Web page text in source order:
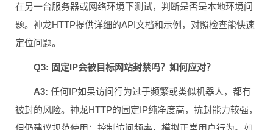
在另一台服务器或网络环境下测试，判断是否是本地环境问
题。神龙HTTP提供详细的API文档和示例，对照检查能快速
定位问题。
Q3: 固定IP会被目标网站封禁吗？如何应对？
A3: 任何IP如果访问行为过于频繁或类似机器人，都有
被封的风险。神龙HTTP的固定IP纯净度高，抗封能力较强，
但仍建议规范使用：控制访问频率，模拟正常用户行为。如